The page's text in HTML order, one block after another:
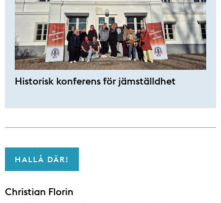
Historisk konferens för jämställdhet
HALLÅ DÄR!
Christian Florin